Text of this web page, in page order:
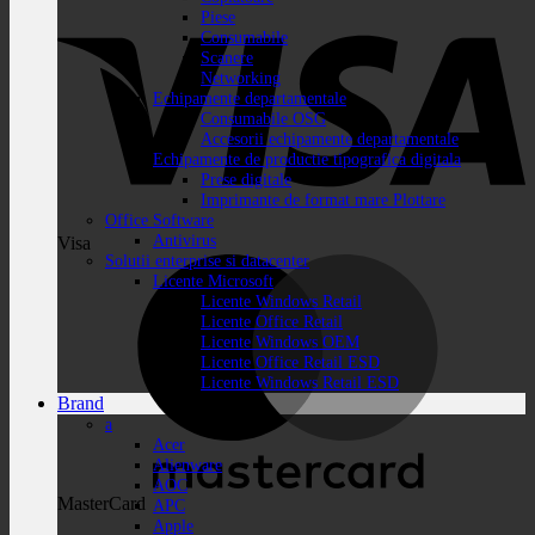
Visa
MasterCard
Piese
Consumabile
Scanere
Networking
Echipamente departamentale
Consumabile OSG
Accesorii echipamente departamentale
Echipamente de productie tipografica digitala
Prese digitale
Imprimante de format mare Plottare
Office Software
Antivirus
Solutii enterprise si datacenter
Licente Microsoft
Licente Windows Retail
Licente Office Retail
Licente Windows OEM
Licente Office Retail ESD
Licente Windows Retail ESD
Brand
a
Acer
Alienware
AOC
APC
Apple